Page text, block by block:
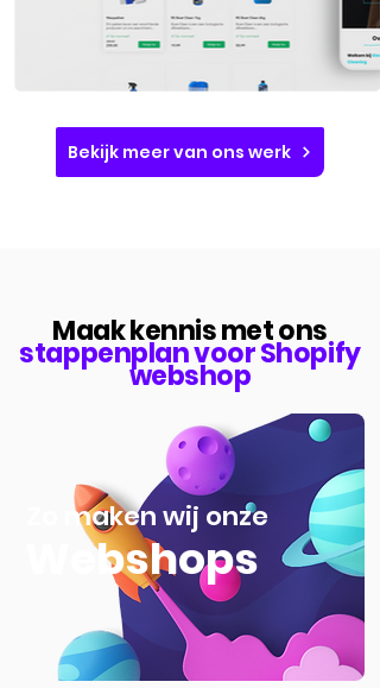
Bekijk meer van ons werk
Maak kennis met ons
stappenplan voor Shopify
webshop
Zo maken wij onze
Webshops